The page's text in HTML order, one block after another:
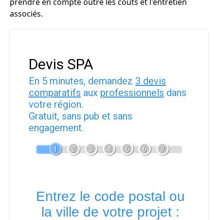
associés.
Devis SPA
En 5 minutes, demandez 3 devis
comparatifs aux professionnels dans
votre région.
Gratuit, sans pub et sans
engagement.
1 2 3 4 5 6 7
Entrez le code postal ou
la ville de votre projet :